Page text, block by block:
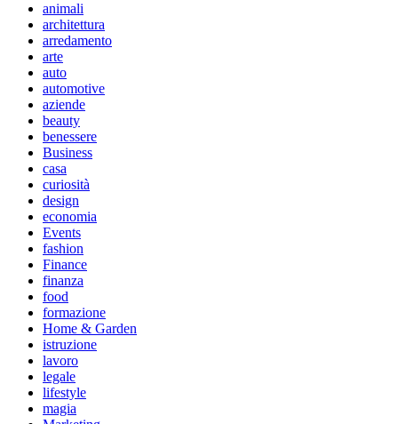
animali
architettura
arredamento
arte
auto
automotive
aziende
beauty
benessere
Business
casa
curiosità
design
economia
Events
fashion
Finance
finanza
food
formazione
Home & Garden
istruzione
lavoro
legale
lifestyle
magia